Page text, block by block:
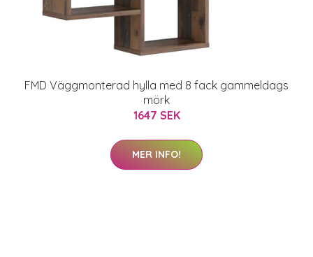
FMD Väggmonterad hylla med 8 fack gammeldags
mörk
1647 SEK
MER INFO!